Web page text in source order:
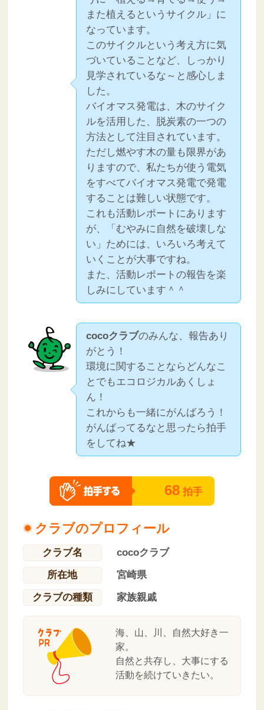
また植えるというサイクル」に
なっています。
このサイクルという考え方に気
づいていることなど、しっかり
見学されているな～と感心しま
した。
バイオマス発電は、木のサイク
ルを活用した、脱炭素の一つの
方法として注目されています。
ただし燃やす木の量も限界があ
りますので、私たちが使う電気
をすべてバイオマス発電で発電
することは難しい状態です。
これも活動レポートにあります
が、「むやみに自然を破壊しな
い」ためには、いろいろ考えて
いくことが大事ですね。
また、活動レポートの報告を楽
しみにしています＾＾
cocoクラブのみんな、報告あり
がとう！
環境に関することならどんなこ
とでもエコロジカルあくしょ
ん！
これからも一緒にがんばろう！
がんばってるなと思ったら拍手
をしてね★
68 拍手
クラブのプロフィール
クラブ名
cocoクラブ
所在地
宮崎県
クラブの種類
家族親戚
海、山、川、自然大好き一
家。
自然と共存し、大事にする
活動を続けていきたい。